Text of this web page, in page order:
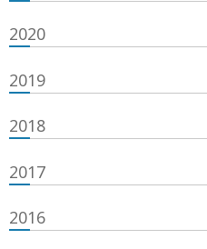
2020
2019
2018
2017
2016